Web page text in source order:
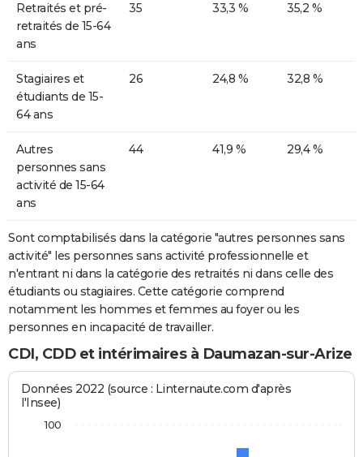
Retraités et pré-
retraités de 15-64
ans
35 33,3 % 35,2 %
Stagiaires et
étudiants de 15-
64 ans
26 24,8 % 32,8 %
Autres
personnes sans
activité de 15-64
ans
44 41,9 % 29,4 %
Sont comptabilisés dans la catégorie "autres personnes sans
activité" les personnes sans activité professionnelle et
n'entrant ni dans la catégorie des retraités ni dans celle des
étudiants ou stagiaires. Cette catégorie comprend
notamment les hommes et femmes au foyer ou les
personnes en incapacité de travailler.
CDI, CDD et intérimaires à Daumazan-sur-Arize
Données 2022 (source : Linternaute.com d'après
l'Insee)
100